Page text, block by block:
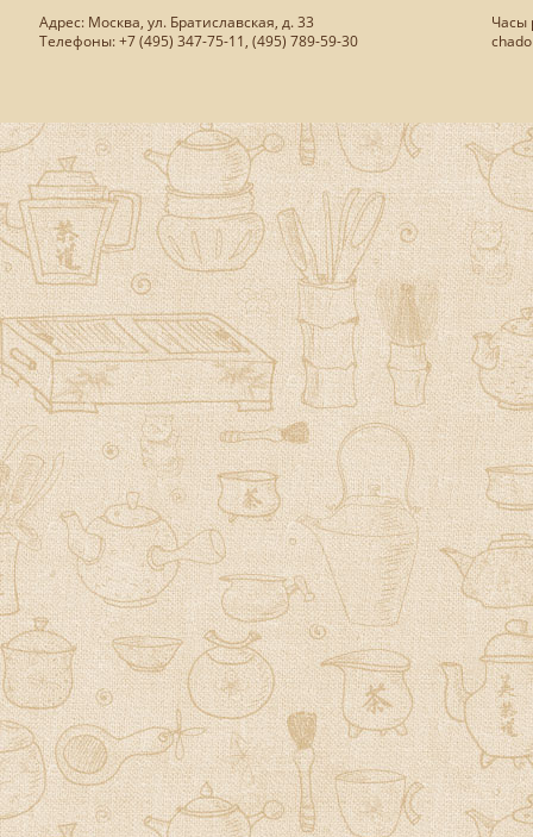
Адрес: Москва, ул. Братиславская, д. 33
Телефоны: +7 (495) 347-75-11, (495) 789-59-30
Часы